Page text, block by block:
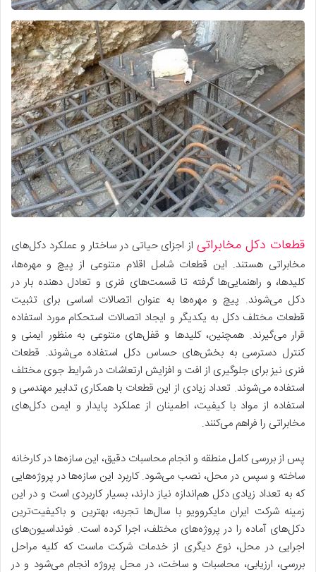
قطعات دکل مخابراتیاز اجزای حیاتی در ساختار و عملکرد دکل‌های
مخابراتی هستند. این قطعات شامل اقلام متنوعی از پیچ و مهره‌ها،
کلیدها، و راهنمایی‌ها گرفته تا قسمت‌های فنری و تعادل دهنده بار در
دکل می‌شوند. پیچ و مهره‌ها به عنوان اتصالات اساسی برای تثبیت
قطعات مختلف دکل به یکدیگر و ایجاد اتصالات استحکام مورد استفاده
قرار می‌گیرند. همچنین، کلیدها و قفل‌های متنوعی به منظور ایمنی و
کنترل دسترسی به بخش‌های حساس دکل استفاده می‌شوند. قطعات
فنری نیز برای جلوگیری از افت و افزایش ارتعاشات در شرایط جوی مختلف
استفاده می‌شوند. تعداد زیادی از این قطعات با همکاری تدابیر مهندسی و
استفاده از مواد با کیفیت، اطمینان از عملکرد پایدار و ایمن دکل‌های
مخابراتی را فراهم می‌کنند.
پس از بررسی کامل منطقه و انجام محاسبات دقیق، این سازه‌ها در کارخانه
ساخته و سپس در محل، نصب می‌شود. کاربرد این سازه‌ها در پروژه‌هایی
که به تعداد زیادی دکل هم‌اندازه نیاز دارند، بسیار کاربردی است و در این
زمینه شرکت ایران‌ مایکروویو با سال‌ها تجربه، بهترین و باکیفیت‌ترین
دکل‌های آماده را در پروژه‌های مختلف، اجرا کرده است. فونداسیون‌های
اجرایی در محل، نوع دیگری از خدمات شرکت ماست که کلیه مراحل
بررسی، ارزیابی، محاسبات و ساخت، در محل پروژه انجام می‌شود و در